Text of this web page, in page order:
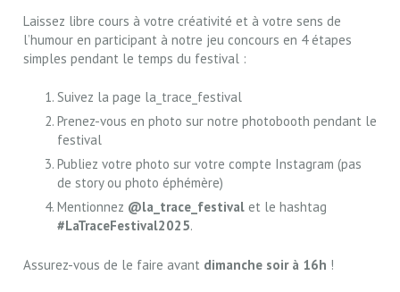
Laissez libre cours à votre créativité et à votre sens de
l’humour en participant à notre jeu concours en 4 étapes
simples pendant le temps du festival :
Suivez la page la_trace_festival
Prenez-vous en photo sur notre photobooth pendant le
festival
Publiez votre photo sur votre compte Instagram (pas
de story ou photo éphémère)
Mentionnez @la_trace_festivalet le hashtag
#LaTraceFestival2025.
Assurez-vous de le faire avant dimanche soir à 16h !